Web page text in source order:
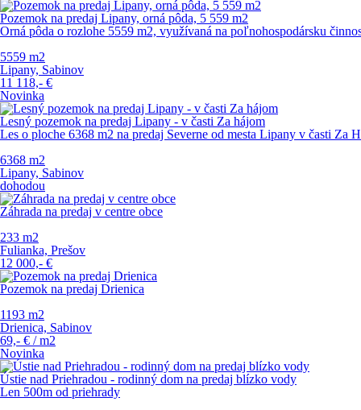
Pozemok na predaj Lipany, orná pôda, 5 559 m2
Orná pôda o rozlohe 5559 m2, využívaná na poľnohospodársku
5559 m2
Lipany, Sabinov
11 118,- €
Novinka
Lesný pozemok na predaj Lipany - v časti Za hájom
Les o ploche 6368 m2 na predaj Severne od mesta Lipany v časti Za
6368 m2
Lipany, Sabinov
dohodou
Záhrada na predaj v centre obce
233 m2
Fulianka, Prešov
12 000,- €
Pozemok na predaj Drienica
1193 m2
Drienica, Sabinov
69,- € / m2
Novinka
Ústie nad Priehradou - rodinný dom na predaj blízko vody
Len 500m od priehrady